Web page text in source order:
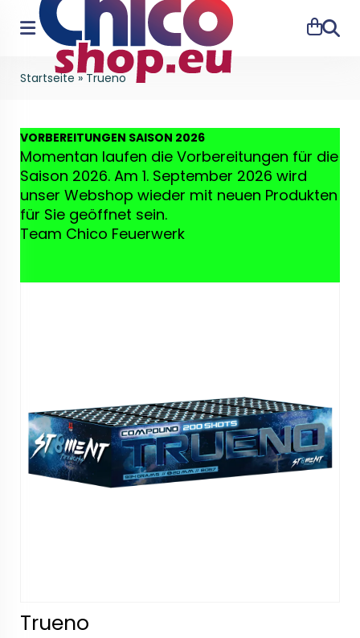
Suche
Startseite »Trueno
VORBEREITUNGEN SAISON 2026
Momentan laufen die Vorbereitungen für die
Saison 2026. Am 1. September 2026 wird
unser Webshop wieder mit neuen Produkten
für Sie geöffnet sein.
Team Chico Feuerwerk
Trueno